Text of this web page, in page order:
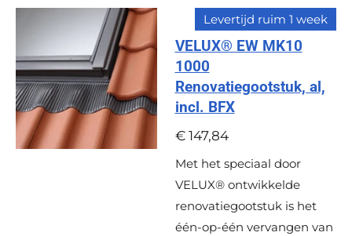
Levertijd ruim 1 week
VELUX® EW MK10
1000
Renovatiegootstuk, al,
incl. BFX
€ 147,84
Met het speciaal door
VELUX® ontwikkelde
renovatiegootstuk is het
één-op-één vervangen van